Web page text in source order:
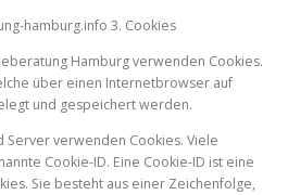
hamburg.info 3. Cookies
Hamburg verwenden Cookies.
über einen Internetbrowser auf
und gespeichert werden.
verwenden Cookies. Viele
Cookie-ID. Eine Cookie-ID ist eine
Sie besteht aus einer Zeichenfolge,